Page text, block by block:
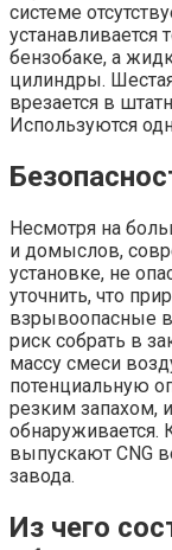
системе
бензобаке, а
цилиндры. Шестая
врезается в
Используются
Несмотря на
и домыслов,
установке, не
уточнить, что
взрывоопасные
риск собрать в
массу смеси
потенциальную
резким запахом,
обнаруживается.
выпускают CNG
завода.
Из чего